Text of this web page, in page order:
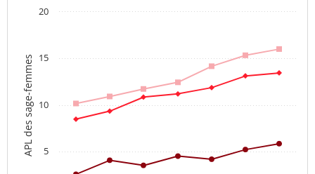
APL des sage-femmes 5
10
15
20